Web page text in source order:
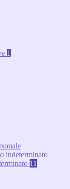
1
indeterminato
11